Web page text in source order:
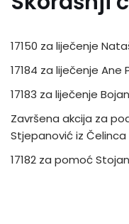
17150 za liječenje
17184 za liječenje Ane
17183 za liječenje
Završena akcija za
Stjepanović iz Čelinca
17182 za pomoć